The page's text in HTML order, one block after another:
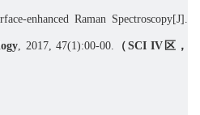
enhanced Raman Spectroscopy[J].
, 2017, 47(1):00-00. （ SCI IV 区，